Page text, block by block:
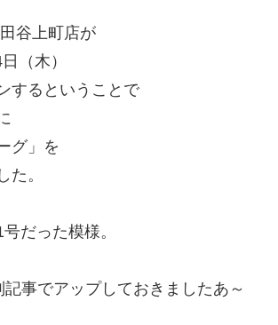
谷上町店が
（木）
するということで
グ」を
た。
だった模様。
事でアップしておきましたあ～